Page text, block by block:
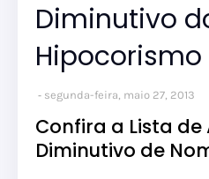
Diminutivo
Hipocorismo
segunda-feira, maio 27, 2013
Confira a Lista de
Diminutivo de